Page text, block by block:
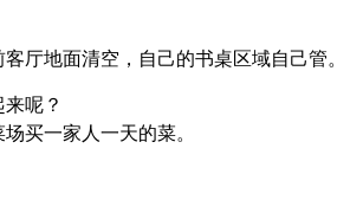
厅地面清空，自己的书桌区域自己管。
呢？
买一家人一天的菜。